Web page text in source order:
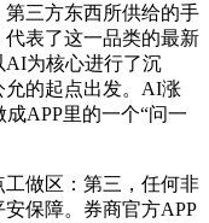
三方东西所供给的手
表了这一品类的最新
AI为核心进行了沉
允的起点出发。AI涨
APP里的一个“问一
做区：第三，任何非
保障。券商官方APP